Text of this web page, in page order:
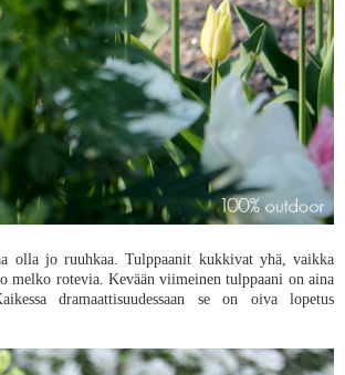
olla jo ruuhkaa. Tulppaanit kukkivat yhä, vaikka
melko rotevia. Kevään viimeinen tulppaani on aina
dramaattisuudessaan se on oiva lopetus